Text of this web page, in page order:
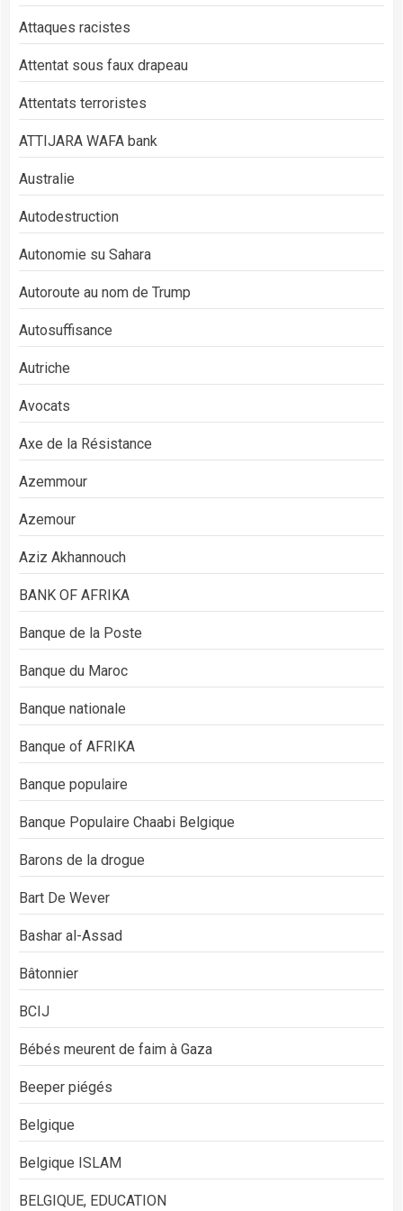
Attaques racistes
Attentat sous faux drapeau
Attentats terroristes
ATTIJARA WAFA bank
Australie
Autodestruction
Autonomie su Sahara
Autoroute au nom de Trump
Autosuffisance
Autriche
Avocats
Axe de la Résistance
Azemmour
Azemour
Aziz Akhannouch
BANK OF AFRIKA
Banque de la Poste
Banque du Maroc
Banque nationale
Banque of AFRIKA
Banque populaire
Banque Populaire Chaabi Belgique
Barons de la drogue
Bart De Wever
Bashar al-Assad
Bâtonnier
BCIJ
Bébés meurent de faim à Gaza
Beeper piégés
Belgique
Belgique ISLAM
BELGIQUE, EDUCATION